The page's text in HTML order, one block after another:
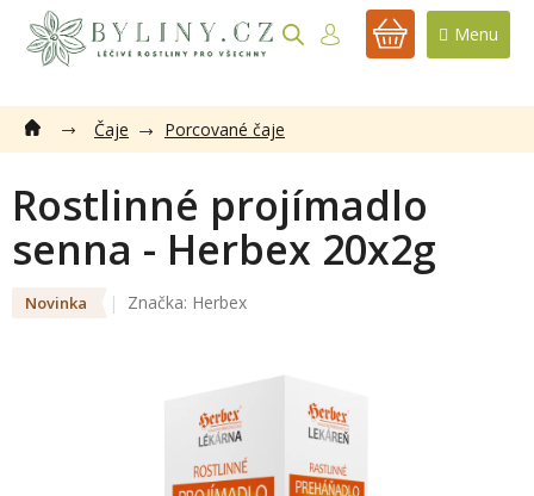
obsah
NÁKUPNÍ
Čaje Porcované čaje
Rostlinné projímadlo
senna - Herbex 20x2g
Novinka Značka: Herbex